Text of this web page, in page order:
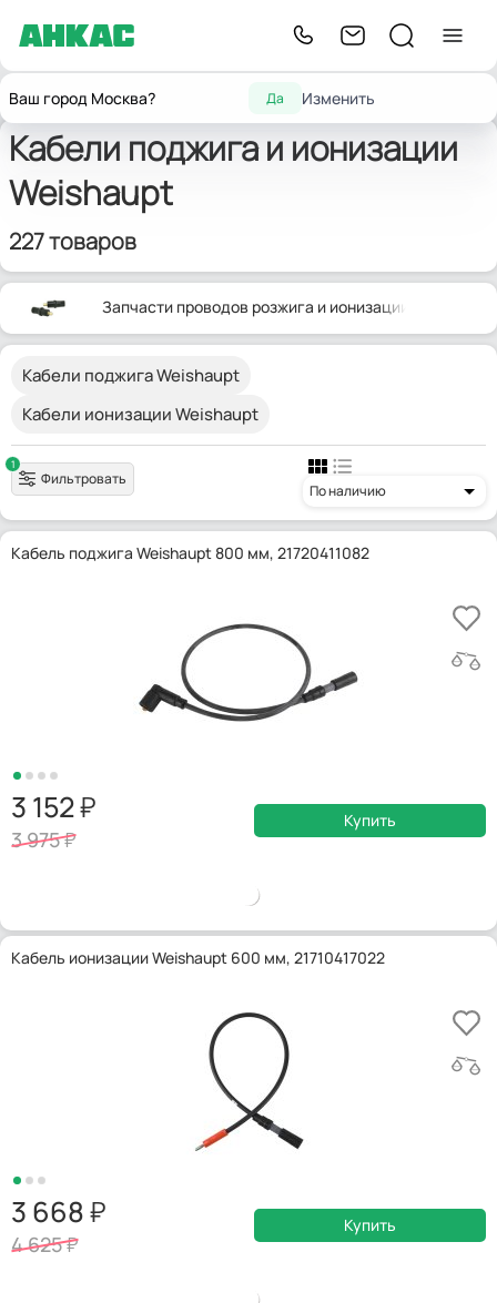
Ваш город Москва? Да Изменить
ГлавнаяЗапчасти для горелок Кабели электродов
Кабели поджига и ионизации
Weishaupt
227 товаров
Запчасти проводов розжига и ионизации
Weishaupt
Кабели поджига Weishaupt
Кабели ионизации Weishaupt
1
Фильтровать
По наличию
Кабель поджига Weishaupt 800 мм, 21720411082
3 152
3 975
Купить
Кабель ионизации Weishaupt 600 мм, 21710417022
3 668
4 625
Купить